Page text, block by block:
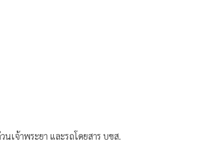
นเจ้าพระยา และรถโดยสาร บขส.